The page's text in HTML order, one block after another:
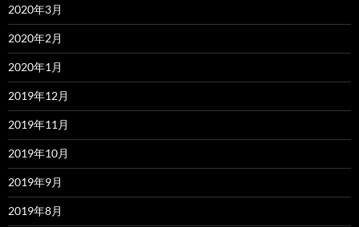
2020年3月
2020年2月
2020年1月
2019年12月
2019年11月
2019年10月
2019年9月
2019年8月